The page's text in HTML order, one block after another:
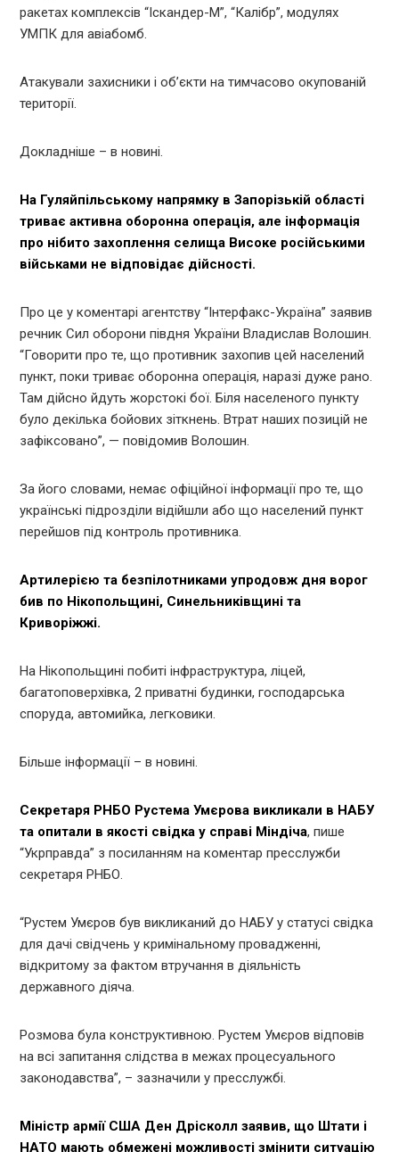
ракетах комплексів “Іскандер-М”, “Калібр”, модулях
УМПК для авіабомб.
Атакували захисники і об’єкти на тимчасово окупованій
території.
Докладніше – в новині.
На Гуляйпільському напрямку в Запорізькій області
триває активна оборонна операція, але інформація
про нібито захоплення селища Високе російськими
військами не відповідає дійсності.
Про це у коментарі агентству “Інтерфакс-Україна” заявив
речник Сил оборони півдня України Владислав Волошин.
“Говорити про те, що противник захопив цей населений
пункт, поки триває оборонна операція, наразі дуже рано.
Там дійсно йдуть жорстокі бої. Біля населеного пункту
було декілька бойових зіткнень. Втрат наших позицій не
зафіксовано”, — повідомив Волошин.
За його словами, немає офіційної інформації про те, що
українські підрозділи відійшли або що населений пункт
перейшов під контроль противника.
Артилерією та безпілотниками упродовж дня ворог
бив по Нікопольщині, Синельниківщині та
Криворіжжі.
На Нікопольщині побиті інфраструктура, ліцей,
багатоповерхівка, 2 приватні будинки, господарська
споруда, автомийка, легковики.
Більше інформації – в новині.
Секретаря РНБО Рустема Умєрова викликали в НАБУ
та опитали в якості свідка у справі Міндіча, пише
“Укрправда” з посиланням на коментар пресслужби
секретаря РНБО.
“Рустем Умєров був викликаний до НАБУ у статусі свідка
для дачі свідчень у кримінальному провадженні,
відкритому за фактом втручання в діяльність
державного діяча.
Розмова була конструктивною. Рустем Умєров відповів
на всі запитання слідства в межах процесуального
законодавства”, – зазначили у пресслужбі.
Міністр армії США Ден Дрісколл заявив, що Штати і
НАТО мають обмежені можливості змінити ситуацію